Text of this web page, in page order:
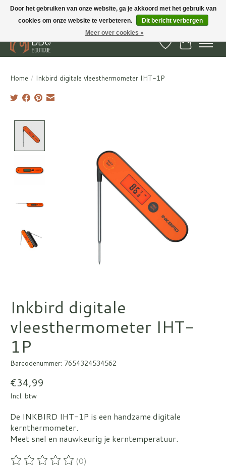
BBQ Boutique - Gratis verzenden en afhalen in Hedel en Kesteren
Verlanglijst
Home / Inkbird digitale vleesthermometer IHT-1P
Inkbird digitale
vleesthermometer IHT-
1P
Barcodenummer: 7654324534562
€34,99
Incl. btw
De INKBIRD IHT-1P is een handzame digitale
kernthermometer.
Meet snel en nauwkeurig je kerntemperatuur.
De beoordeling van dit product is
(0)
Door het gebruiken van onze website, ga je akkoord met het gebruik van
cookies om onze website te verbeteren.
Dit bericht verbergen
Meer over cookies »